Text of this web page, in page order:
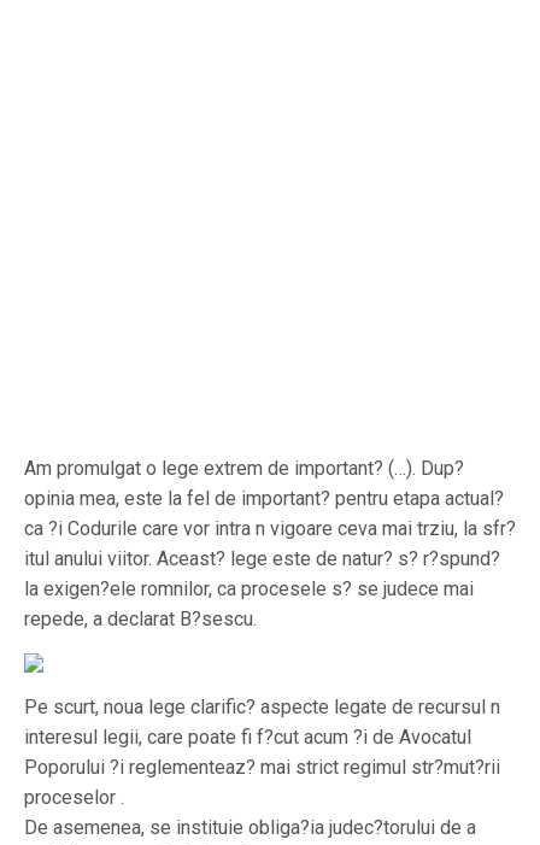
Am promulgat o lege extrem de important? (…). Dup?
opinia mea, este la fel de important? pentru etapa actual?
ca ?i Codurile care vor intra n vigoare ceva mai trziu, la sfr?
itul anului viitor. Aceast? lege este de natur? s? r?spund?
la exigen?ele romnilor, ca procesele s? se judece mai
repede, a declarat B?sescu.
Pe scurt, noua lege clarific? aspecte legate de recursul n
interesul legii, care poate fi f?cut acum ?i de Avocatul
Poporului ?i reglementeaz? mai strict regimul str?mut?rii
proceselor .
De asemenea, se instituie obliga?ia judec?torului de a